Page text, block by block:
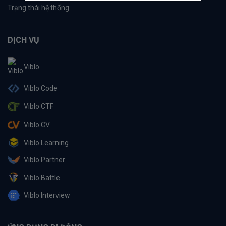
Trạng thái hệ thống
DỊCH VỤ
Viblo
Viblo Code
Viblo CTF
Viblo CV
Viblo Learning
Viblo Partner
Viblo Battle
Viblo Interview